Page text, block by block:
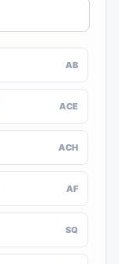
AB
ACE
ACH
AF
SQ